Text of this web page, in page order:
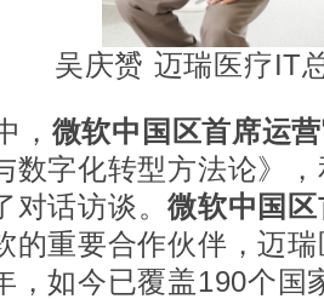
吴庆赟 迈瑞医疗IT
， 微软中国区首席运
数字化转型方法论》，
对话访谈。微软中国
的重要合作伙伴，迈
，如今已覆盖190个国